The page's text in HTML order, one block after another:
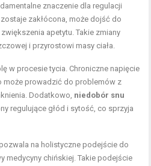
znaczenie dla regulacji
zakłócona, może dojść do
apetytu. Takie zmiany
i przyrostowi masy ciała.
w procesie tycia. Chroniczne napięcie
może prowadzić do problemów z
Dodatkowo, niedobór snu
regulujące głód i sytość, co sprzyja
pozwala na holistyczne podejście do
medycyny chińskiej. Takie podejście